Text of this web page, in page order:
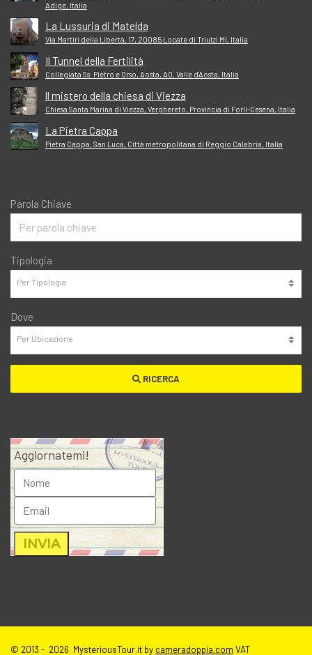
Adige, Italia
La Lussuria di Matelda
Via Martiri della Libertà, 17, 20085 Locate di Triulzi MI, Italia
Il Tunnel della Fertilità
Collegiata Ss. Pietro e Orso, Aosta, AO, Valle d'Aosta, Italia
ll mistero della chiesa di Viezza
Chiesa Santa Marina di Viezza, Verghereto, Provincia di Forlì-Cesena, Italia
La Pietra Cappa
Pietra Cappa, San Luca, Città metropolitana di Reggio Calabria, Italia
Parola Chiave
Tipologia
Dove
RICERCA
Aggiornatemi!
© 2013 - 2026 MysteriousTour.it by cameradoppia.com VAT